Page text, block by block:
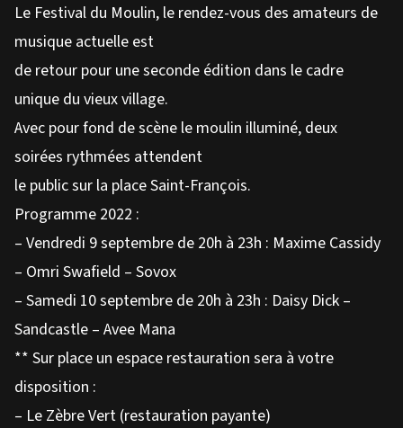
Le Festival du Moulin, le rendez-vous des amateurs de
musique actuelle est
de retour pour une seconde édition dans le cadre
unique du vieux village.
Avec pour fond de scène le moulin illuminé, deux
soirées rythmées attendent
le public sur la place Saint-François.
Programme 2022 :
– Vendredi 9 septembre de 20h à 23h : Maxime Cassidy
– Omri Swafield – Sovox
– Samedi 10 septembre de 20h à 23h : Daisy Dick –
Sandcastle – Avee Mana
** Sur place un espace restauration sera à votre
disposition :
– Le Zèbre Vert (restauration payante)